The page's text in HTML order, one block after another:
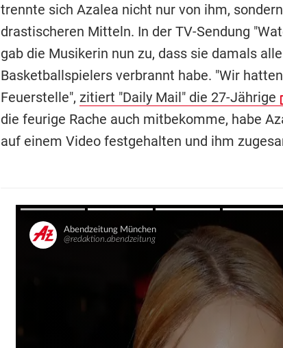
trennte sich Azalea nicht nur von ihm,
drastischeren Mitteln. In der TV-Sendung
gab die Musikerin nun zu, dass sie damals
Basketballspielers verbrannt habe. "Wir
Feuerstelle", zitiert "Daily Mail" die 27-Jährige
die feurige Rache auch mitbekomme, habe
auf einem Video festgehalten und ihm